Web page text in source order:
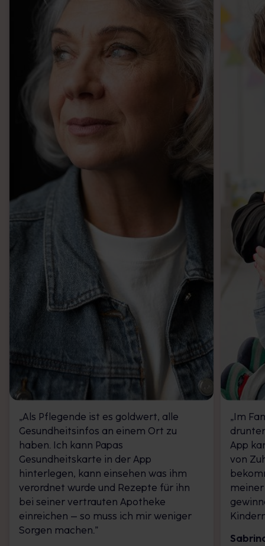
„Als Pflegende ist es goldwert, alle
Gesundheitsinfos an einem Ort zu
haben. Ich kann Papas
Gesundheitskarte in der App
hinterlegen, kann einsehen was ihm
verordnet wurde und Rezepte für ihn
bei seiner vertrauten Apotheke
einreichen – so muss ich mir weniger
Sorgen machen.”
„Im
App
von